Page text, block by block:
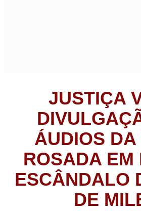
JUSTIÇA
ÁUDIOS
ROSADA EM
ESCÂNDALO
DE